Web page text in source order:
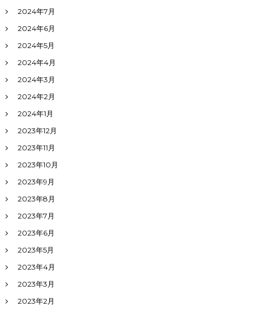
2024年7月
2024年6月
2024年5月
2024年4月
2024年3月
2024年2月
2024年1月
2023年12月
2023年11月
2023年10月
2023年9月
2023年8月
2023年7月
2023年6月
2023年5月
2023年4月
2023年3月
2023年2月